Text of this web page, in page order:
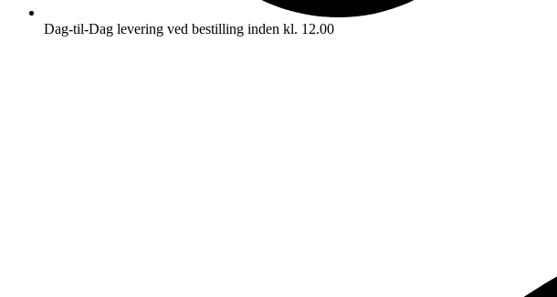
Dag-til-Dag levering ved bestilling inden kl. 12.00